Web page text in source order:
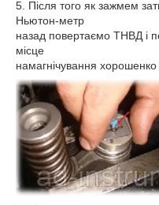
5. Після того як зажмем
Ньютон-метр
назад повертаємо ТНВД і
місце
намагнічування хорошенко